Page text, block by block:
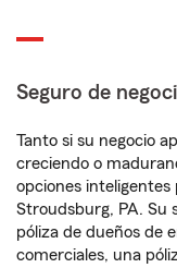
Seguro de
Tanto si su negocio
creciendo o
opciones inteligentes
Stroudsburg, PA. Su
póliza de dueños de
comerciales, una